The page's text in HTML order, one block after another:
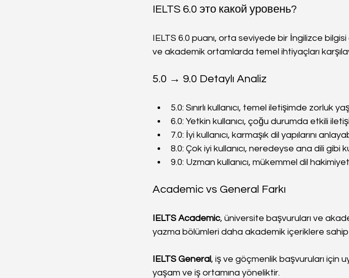
IELTS 6.0 это какой уровень?
IELTS 6.0 puanı, orta seviyede bir İngilizce
ve akademik ortamlarda temel ihtiyaçları
5.0 → 9.0 Detaylı Analiz
5.0: Sınırlı kullanıcı, temel iletişimde zorluk
6.0: Yetkin kullanıcı, çoğu durumda etkili
7.0: İyi kullanıcı, karmaşık dil yapılarını
8.0: Çok iyi kullanıcı, neredeyse ana dili gibi
9.0: Uzman kullanıcı, mükemmel dil
Academic vs General Farkı
IELTS Academic, üniversite başvuruları ve
yazma bölümleri daha akademik içeriklere
IELTS General, iş ve göçmenlik başvuruları için
yaşam ve iş ortamına yöneliktir.